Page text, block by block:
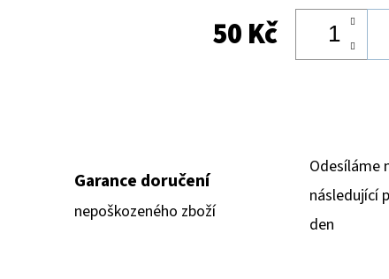
50 Kč
Garance doručení
nepoškozeného zboží
Odesíláme
následující
den